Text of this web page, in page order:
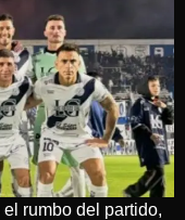
rumbo del partido,